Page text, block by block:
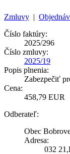
Zmluvy |
Číslo faktúry:
2025/296
Číslo zmluvy:
2025/19
Popis plnenia:
Zabezpečiť
Cena:
458,79 EUR
Odberateľ:
Obec
Adresa:
032